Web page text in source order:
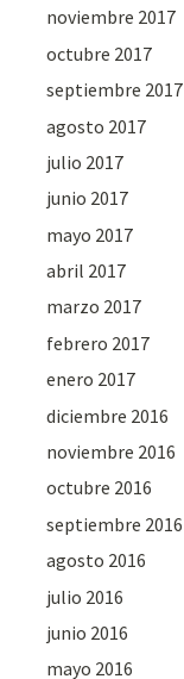
noviembre 2017
octubre 2017
septiembre 2017
agosto 2017
julio 2017
junio 2017
mayo 2017
abril 2017
marzo 2017
febrero 2017
enero 2017
diciembre 2016
noviembre 2016
octubre 2016
septiembre 2016
agosto 2016
julio 2016
junio 2016
mayo 2016